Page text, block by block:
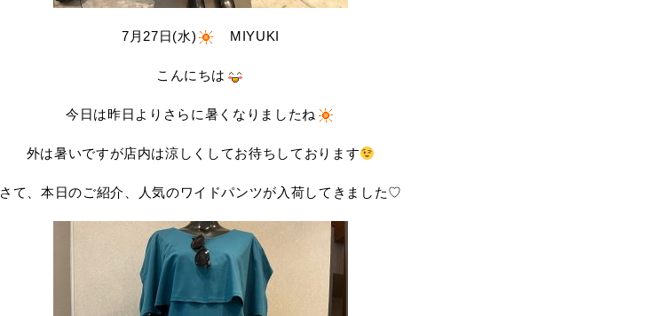
7月27日(水) MIYUKI
こんにちは
今日は昨日よりさらに暑くなりましたね
外は暑いですが店内は涼しくしてお待ちしております
さて、本日のご紹介、人気のワイドパンツが入荷してきました♡